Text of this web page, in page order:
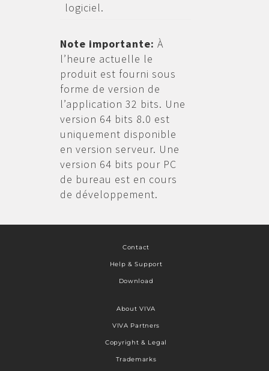
logiciel.
Note importante: À
l’heure actuelle le
produit est fourni sous
forme de version de
l’application 32 bits. Une
version 64 bits 8.0 est
uniquement disponible
en version serveur. Une
version 64 bits pour PC
de bureau est en cours
de développement.
Contact
Help & Support
Download
About VIVA
VIVA Partners
Copyright & Legal
Trademarks